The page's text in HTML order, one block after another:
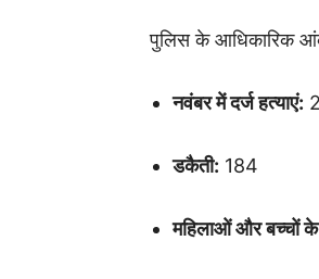
पुलिस के आधिकारिक
नवंबर में दर्ज हत्याएं:
डकैती: 184
महिलाओं और बच्चों के